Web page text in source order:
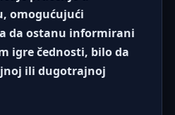
omogućujući
da ostanu informirani
igre čednosti, bilo da
ili dugotrajnoj